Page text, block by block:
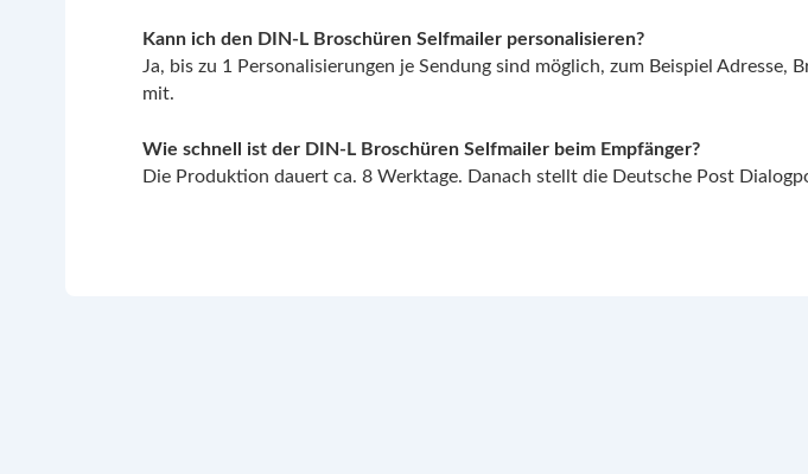
Kann ich den DIN-L Broschüren Selfmailer personalisieren?
Ja, bis zu 1 Personalisierungen je Sendung sind möglich, zum Beispiel
mit.
Wie schnell ist der DIN-L Broschüren Selfmailer beim Empfänger?
Die Produktion dauert ca. 8 Werktage. Danach stellt die Deutsche Post